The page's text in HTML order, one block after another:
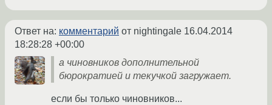
Ответ на: комментарий от nightingale 16.04.2014
18:28:28 +00:00
а чиновников дополнительной
бюрократией и текучкой загружает.
если бы только чиновников...